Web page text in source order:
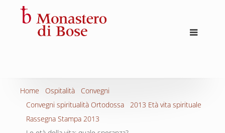
Home Ospitalità
Convegni
Convegni spiritualità Ortodossa
2013 Età vita spirituale
Rassegna Stampa 2013